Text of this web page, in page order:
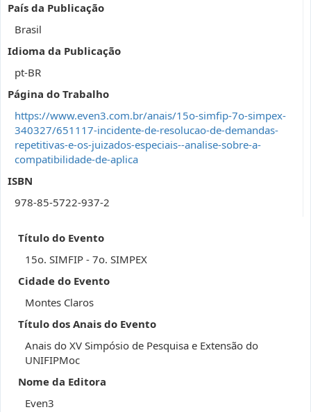
País da Publicação
Brasil
Idioma da Publicação
pt-BR
Página do Trabalho
https://www.even3.com.br/anais/15o-simfip-7o-simpex-
340327/651117-incidente-de-resolucao-de-demandas-
repetitivas-e-os-juizados-especiais--analise-sobre-a-
compatibilidade-de-aplica
ISBN
978-85-5722-937-2
Título do Evento
15o. SIMFIP - 7o. SIMPEX
Cidade do Evento
Montes Claros
Título dos Anais do Evento
Anais do XV Simpósio de Pesquisa e Extensão do
UNIFIPMoc
Nome da Editora
Even3